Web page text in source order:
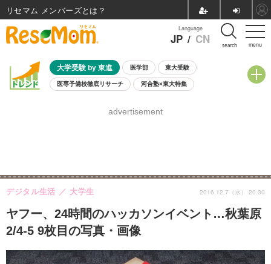
menu
Language
JP / CN search
大学受験 by 東進 医学部 東大受験
医専予備校徹底リサーチ 河合塾×東大特集
8月開催学校説明会・相談会
advertisement
ヤフー、24時間のハッカソンイベント…秋葉原
2/4-5 9枚目の写真・画像
デジタル生活 大学生 2016.12.7（水） 20:30
リセマム メンバーズ